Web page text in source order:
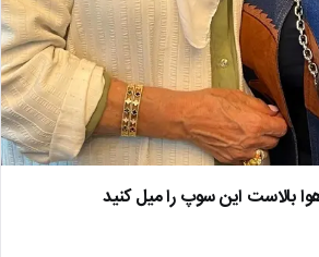
بالاست این سوپ را میل کنید